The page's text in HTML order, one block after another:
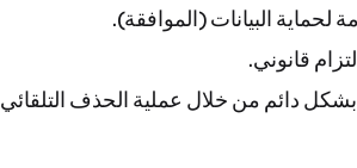
قانوني.
بها بشكل دائم من خلال عملية الحذف التلقائي